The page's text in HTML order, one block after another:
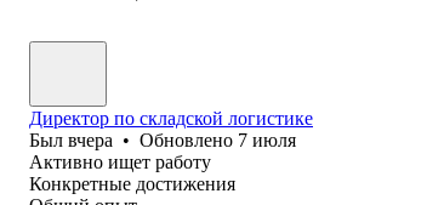
Директор по складской логистике
Был вчера • Обновлено 7 июля
Активно ищет работу
Конкретные достижения